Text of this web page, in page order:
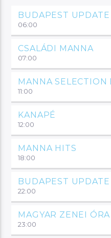
BUDAPEST UPDATE
06:00
CSALÁDI MANNA
07:00
MANNA SELECTION
11:00
KANAPÉ
12:00
MANNA HITS
18:00
BUDAPEST UPDATE
22:00
MAGYAR ZENEI ÓRA
23:00